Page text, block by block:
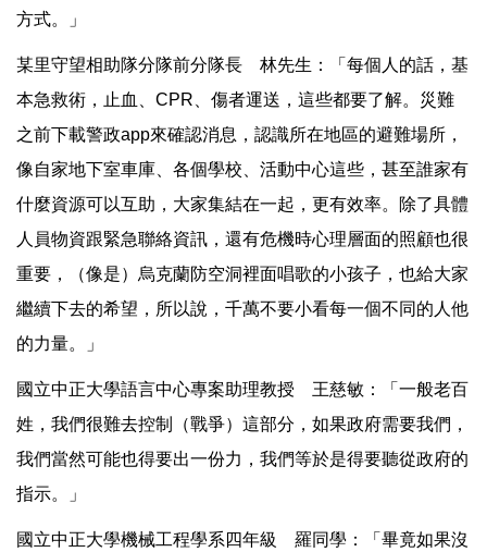
方式。」
某里守望相助隊分隊前分隊長 林先生：「每個人的話，基
本急救術，止血、CPR、傷者運送，這些都要了解。災難
之前下載警政app來確認消息，認識所在地區的避難場所，
像自家地下室車庫、各個學校、活動中心這些，甚至誰家有
什麼資源可以互助，大家集結在一起，更有效率。除了具體
人員物資跟緊急聯絡資訊，還有危機時心理層面的照顧也很
重要，（像是）烏克蘭防空洞裡面唱歌的小孩子，也給大家
繼續下去的希望，所以說，千萬不要小看每一個不同的人他
的力量。」
國立中正大學語言中心專案助理教授 王慈敏：「一般老百
姓，我們很難去控制（戰爭）這部分，如果政府需要我們，
我們當然可能也得要出一份力，我們等於是得要聽從政府的
指示。」
國立中正大學機械工程學系四年級 羅同學：「畢竟如果沒